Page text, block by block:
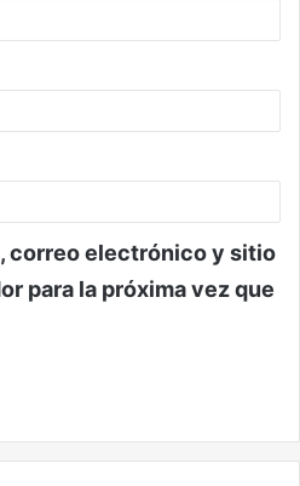
correo electrónico y sitio
para la próxima vez que